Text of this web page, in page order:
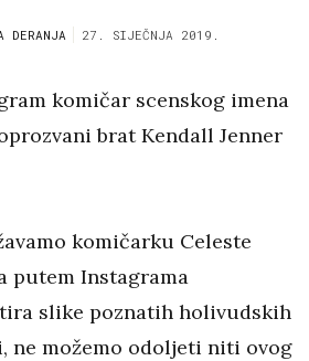
DERANJA 27. SIJEČNJA 2019.
komičar scenskog imena
brat Kendall Jenner
komičarku Celeste
putem Instagrama
slike poznatih holivudskih
ne možemo odoljeti niti ovog